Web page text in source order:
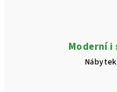
Moderní